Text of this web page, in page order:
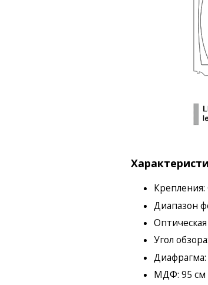
Крепления:
Диапазон
Угол
Диафрагма:
МДФ: 95 см